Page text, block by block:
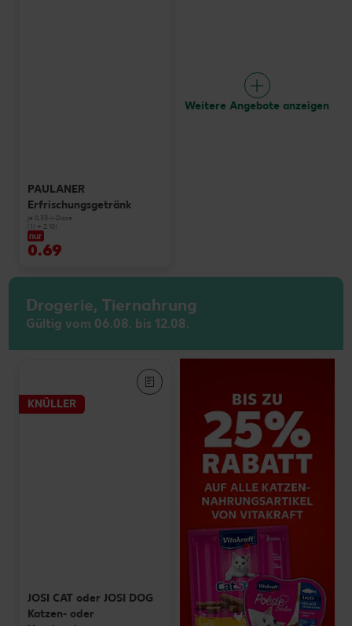
PAULANER
Erfrischungsgetränk
je 0,33-l-Dose
(1 l = 2.10)
nur
0.69
Weitere Angebote anzeigen
Drogerie, Tiernahrung
Gültig vom 06.08. bis 12.08.
KNÜLLER
JOSI CAT oder JOSI DOG
Katzen- oder